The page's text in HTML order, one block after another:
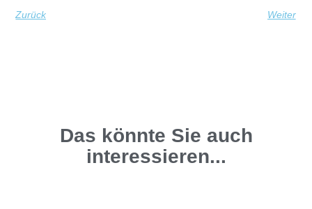
Zurück Weiter
Das könnte Sie auch
interessieren...